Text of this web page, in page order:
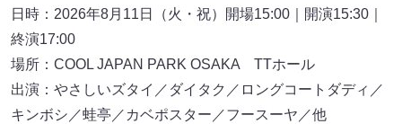
日時：2026年8月11日（火・祝）開場15:00｜開演15:30｜
終演17:00
場所：COOL JAPAN PARK OSAKA TTホール
出演：やさしいズタイ／ダイタク／ロングコートダディ／
キンボシ／蛙亭／カベポスター／フースーヤ／他